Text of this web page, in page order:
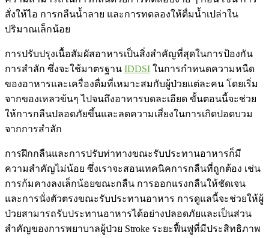
สั่งให้ไอ การกลืนน้ำลาย และการทดลองให้ดื่มน้ำเปล่าใน
ปริมาณเล็กน้อย
การปรับปรุงเนื้อสัมผัสอาหารเป็นสิ่งสำคัญที่สุดในการป้องกัน
การสำลัก ซึ่งจะใช้มาตรฐาน IDDSI ในการกำหนดความหนืด
ของอาหารและเครื่องดื่มที่เหมาะสมกับผู้ป่วยแต่ละคน โดยเริ่ม
จากของเหลวข้นๆ ไปจนถึงอาหารบดละเอียด ขั้นตอนนี้จะช่วย
ให้การกลืนปลอดภัยขึ้นและลดความเสี่ยงในการเกิดปอดบวม
จากการสำลัก
การฝึกกลืนและการปรับท่าทางขณะรับประทานอาหารก็มี
ความสำคัญไม่น้อย ซึ่งเราจะสอนเทคนิคการกลืนที่ถูกต้อง เช่น
การก้มคางลงเล็กน้อยขณะกลืน การออกแรงกลืนให้ชัดเจน
และการนั่งตัวตรงขณะรับประทานอาหาร การดูแลนี้จะช่วยให้ผู้
ป่วยสามารถรับประทานอาหารได้อย่างปลอดภัยและเป็นส่วน
สำคัญของการพยาบาลผู้ป่วย Stroke ระยะฟื้นฟูที่มีประสิทธิภาพ